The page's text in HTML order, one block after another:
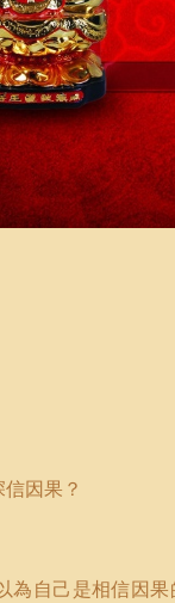
因果？
為自己是相信因